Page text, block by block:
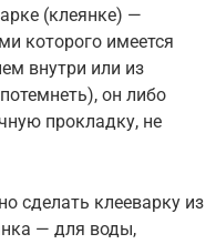
(клеянке) —
которого име­ется
внутри или из
он либо
прокладку, не
сделать клееварку из
— для воды,